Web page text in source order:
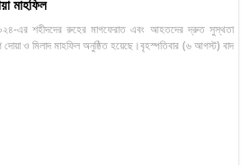
মাহফিল
এর শহীদদের রুহের মাগফেরাত এবং আহতদের দ্রুত সুস্থতা
দোয়া ও মিলাদ মাহফিল অনুষ্ঠিত হয়েছে।বৃহস্পতিবার (৬ আগস্ট) বাদ